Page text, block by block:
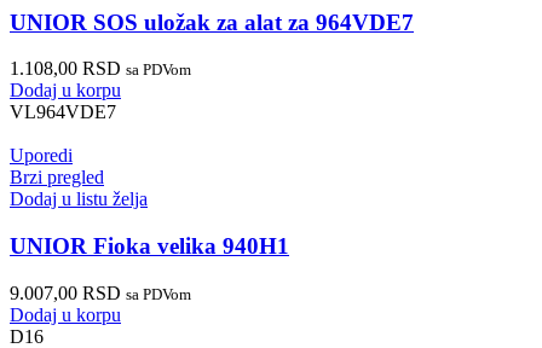
UNIOR SOS uložak za alat za 964VDE7
1.108,00 RSD sa PDVom
Dodaj u korpu
VL964VDE7
Uporedi
Brzi pregled
Dodaj u listu želja
UNIOR Fioka velika 940H1
9.007,00 RSD sa PDVom
Dodaj u korpu
D16